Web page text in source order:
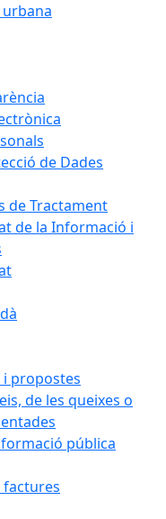
de Dades
de Tractament
de la Informació i
propostes
de les queixes o
pública
factures